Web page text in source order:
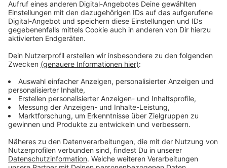
Tag mit dem traditionellen Feuerwerk abgeschlossen.
Insgesamt werden 1500 Feuerwerkskörper in den
Himmel geschossen.
Anzeige
Weitere Infos und Links zum Thema
Anzeige
Informationen zum Japantag
Comeback des Japan-Tags